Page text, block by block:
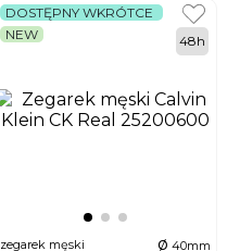
zegarek męski ø 40mm
DOSTĘPNY WKRÓTCE
NEW
48h